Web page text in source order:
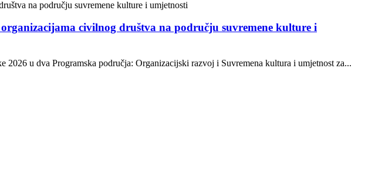
civilnog društva na području suvremene kulture i
u dva Programska područja: Organizacijski razvoj i Suvremena kultura i umjetnost za...